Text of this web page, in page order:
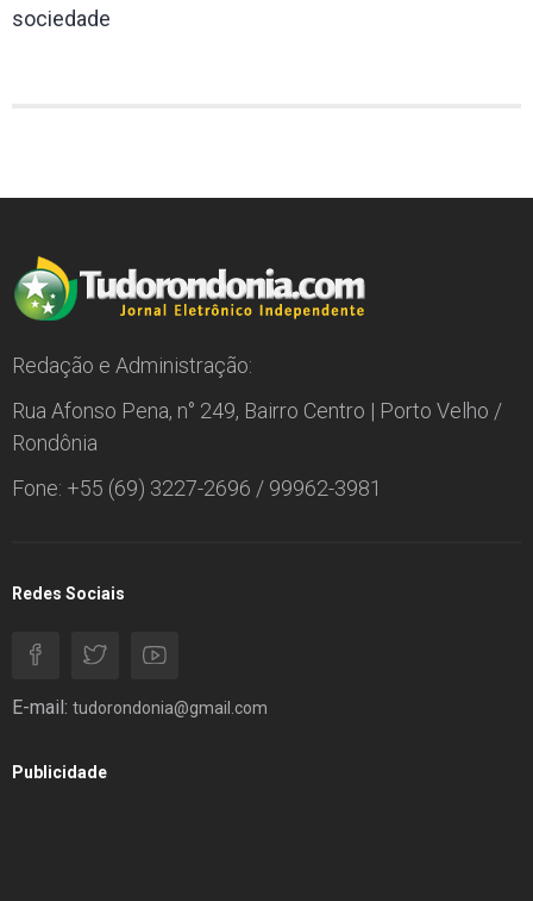
sociedade
Redação e Administração:
Rua Afonso Pena, n° 249, Bairro Centro | Porto Velho /
Rondônia
Fone: +55 (69) 3227-2696 / 99962-3981
Redes Sociais
E-mail: tudorondonia@gmail.com
Publicidade